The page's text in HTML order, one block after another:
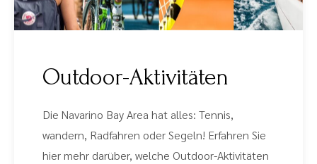
Outdoor-Aktivitäten
Die Navarino Bay Area hat alles: Tennis,
wandern, Radfahren oder Segeln! Erfahren Sie
hier mehr darüber, welche Outdoor-Aktivitäten